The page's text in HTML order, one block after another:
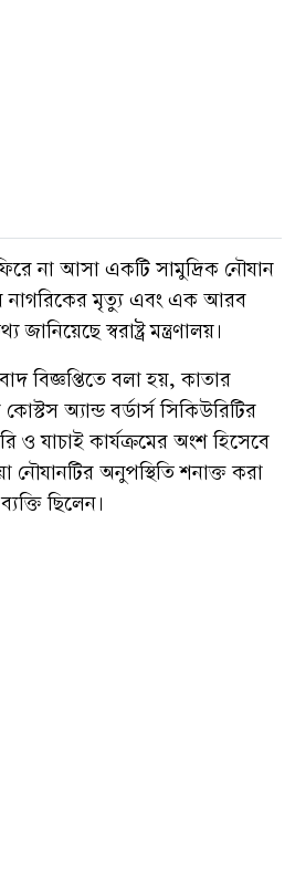
না আসা একটি সামুদ্রিক নৌযান
নাগরিকের মৃত্যু এবং এক আরব
স্বরাষ্ট্র মন্ত্রণালয়।
বিজ্ঞপ্তিতে বলা হয়, কাতার
অ্যান্ড বর্ডার্স সিকিউরিটির
ও যাচাই কার্যক্রমের অংশ হিসেবে
নৌযানটির অনুপস্থিতি শনাক্ত করা
ছিলেন।